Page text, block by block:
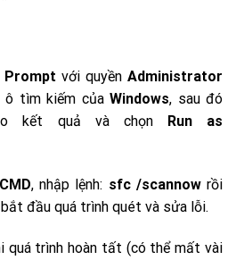
Prompt với quyềnAdministrator
ô tìm kiếm củaWindows, sau đó
kết quả và chọn
Run as
CMD, nhập lệnh: sfc /scannowrồi
đầu quá trình quét và sửa lỗi.
quá trình hoàn tất (có thể mất vài